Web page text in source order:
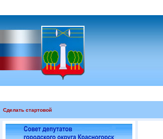
Сделать стартовой